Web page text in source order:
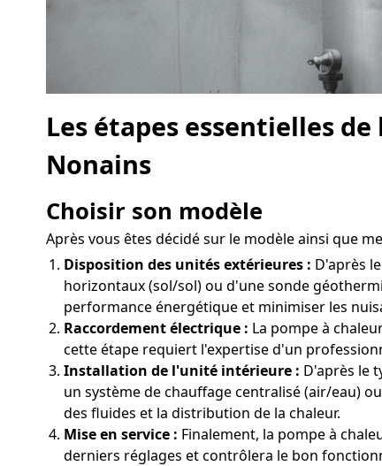
Les étapes essentielles
Nonains
Choisir son modèle
Après vous êtes décidé sur le modèle ainsi que
Disposition des unités extérieures : D'après
horizontaux (sol/sol) ou d'une sonde
performance énergétique et minimiser les
Raccordement électrique : La pompe à
cette étape requiert l'expertise d'un
Installation de l'unité intérieure : D'après le
un système de chauffage centralisé (air/eau)
des fluides et la distribution de la chaleur.
Mise en service : Finalement, la pompe à
derniers réglages et contrôlera le bon